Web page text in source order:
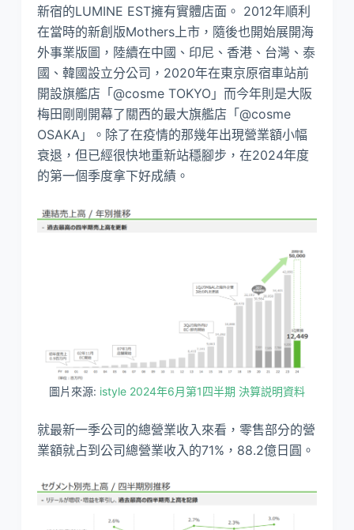
新宿的LUMINE EST擁有實體店面。 2012年順利
在當時的新創版Mothers上市，隨後也開始展開海
外事業版圖，陸續在中國、印尼、香港、台灣、泰
國、韓國設立分公司，2020年在東京原宿車站前
開設旗艦店「@cosme TOKYO」而今年則是大阪
梅田剛剛開幕了關西的最大旗艦店「@cosme
OSAKA」。除了在疫情的那幾年出現營業額小幅
衰退，但已經很快地重新站穩腳步，在2024年度
的第一個季度拿下好成績。
圖片來源: istyle 2024年6月第1四半期 決算説明資料
就最新一季公司的總營業收入來看，零售部分的營
業額就占到公司總營業收入的71%，88.2億日圓。